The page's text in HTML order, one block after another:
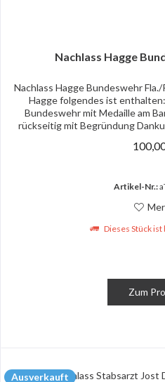
Nachlass Hagge
Nachlass Hagge Bundeswehr
Hagge folgendes ist
Bundeswehr mit Medaille am
rückseitig mit Begründung
Artikel-Nr.:
Dieses Stück
Zum
Ausverkauft